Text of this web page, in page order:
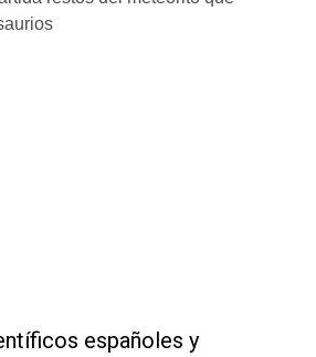
españoles y